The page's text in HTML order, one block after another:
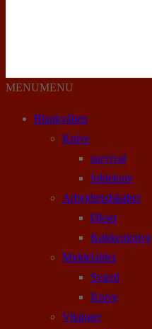
MENUMENU
Blankvåben
Knive
survival
foldekniv
Arbejdsredskaber
Økser
Køkkenknive
Middelalder
Sværd
Knive
Vikinger